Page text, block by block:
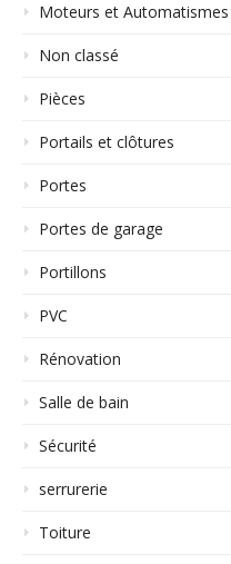
Moteurs et Automatismes
Non classé
Pièces
Portails et clôtures
Portes
Portes de garage
Portillons
PVC
Rénovation
Salle de bain
Sécurité
serrurerie
Toiture